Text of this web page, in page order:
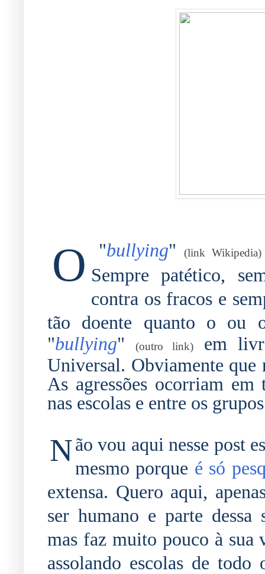
O "bullying"(link Wikipedia)
Sempre patético,
contra os fracos e
tão doente quanto o ou
"bullying"(outro link)
em
Universal. Obviamente que
As agressões ocorriam
nas escolas e entre os
Não vou aqui nesse post
mesmo porque é só
extensa. Quero aqui,
ser humano e parte dessa
mas faz muito pouco à sua
assolando escolas de todo